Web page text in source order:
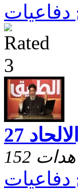
دفاعيات
27
دفاعيات